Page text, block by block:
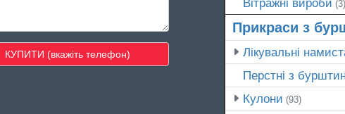
Вітражні вироби (3)
Прикраси з
Лікувальні
Перстні з
Кулони (93)